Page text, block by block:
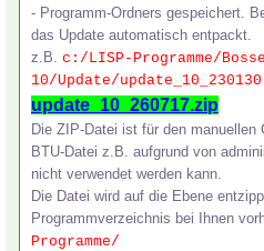
- Programm-Ordners gespeichert.
das Update automatisch entpackt.
z.B. c:/LISP-Programme/
10/Update/
update_10_260717.zip
Die ZIP-Datei ist für den manuellen
BTU-Datei z.B. aufgrund von
nicht verwendet werden kann.
Die Datei wird auf die Ebene
Programmverzeichnis bei Ihnen
Programme/
Wenn in einem Update ein Upgrade
neues Programms enthalten ist,
Bosse_tools 10erneut
Informationen als PDF-Dokument.